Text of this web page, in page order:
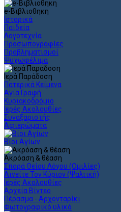
e-Βιβλιοθηκη
Ιστορικά
Παιδεία
Λογοτεχνία
Προσωπογραφίες
Προβληματισμοί
Ψυχωφέλιμα
Ιερά Παράδοση
Πατερικά Κείμενα
Αγία Γραφή
Κυριακοδρόμιο
Ιερές Ακολουθίες
Συναξαριστής
Αφιερώματα
Βίοι Αγίων
Ακρόαση & θέαση
Σπορά Θείου Λόγου (Ομιλίες)
Αινείτε Τον Κύριον (Ψαλτική)
Ιερές Ακολουθίες
Αρχεία Βίντεο
Πέρασμα - Αρχονταρίκι
Φωτογραφικό υλικό